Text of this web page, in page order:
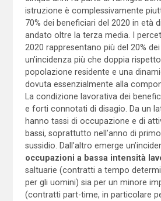
istruzione è complessivamente
70% dei beneficiari del 2020 in età
andato oltre la terza media. I
2020 rappresentano più del 20%
un’incidenza più che doppia
popolazione residente e una
dovuta essenzialmente alla
La condizione lavorativa dei
e forti connotati di disagio. Da un
hanno tassi di occupazione e di
bassi, soprattutto nell’anno di
sussidio. Dall’altro emerge
occupazioni a bassa intensità
saltuarie (contratti a tempo
per gli uomini) sia per un minore
(contratti part-time, in particolare